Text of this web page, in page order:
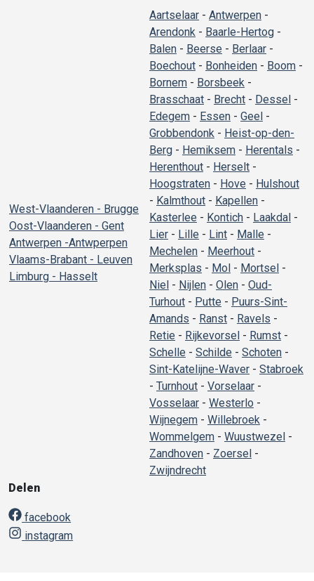
West-Vlaanderen - Brugge
Oost-Vlaanderen - Gent
Antwerpen -Antwperpen
Vlaams-Brabant - Leuven
Limburg - Hasselt
Aartselaar - Antwerpen -
Arendonk - Baarle-Hertog -
Balen - Beerse - Berlaar -
Boechout - Bonheiden - Boom -
Bornem - Borsbeek -
Brasschaat - Brecht - Dessel -
Edegem - Essen - Geel -
Grobbendonk - Heist-op-den-
Berg - Hemiksem - Herentals -
Herenthout - Herselt -
Hoogstraten - Hove - Hulshout
- Kalmthout - Kapellen -
Kasterlee - Kontich - Laakdal -
Lier - Lille - Lint - Malle -
Mechelen - Meerhout -
Merksplas - Mol - Mortsel -
Niel - Nijlen - Olen - Oud-
Turhout - Putte - Puurs-Sint-
Amands - Ranst - Ravels -
Retie - Rijkevorsel - Rumst -
Schelle - Schilde - Schoten -
Sint-Katelijne-Waver - Stabroek
- Turnhout - Vorselaar -
Vosselaar - Westerlo -
Wijnegem - Willebroek -
Wommelgem - Wuustwezel -
Zandhoven - Zoersel -
Zwijndrecht
Delen
facebook
instagram